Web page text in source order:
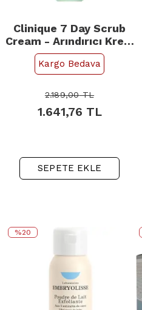
Clinique 7 Day Scrub
Cream - Arındırıcı Krem
Peeling 100ml
Kargo Bedava
2.189,00TL
1.641,76 TL
SEPETE EKLE
%20